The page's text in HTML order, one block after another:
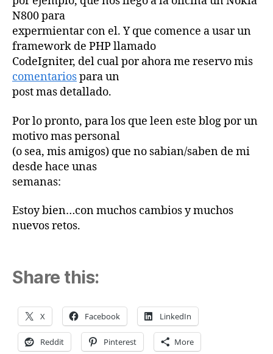
N800 para
expermientar con el. Y que comence a usar un
framework de PHP llamado
CodeIgniter, del cual por ahora me reservo mis
comentariospara un
post mas detallado.
Por lo pronto, para los que leen este blog por un
motivo mas personal
(o sea, mis amigos) que no sabian/saben de mi
desde hace unas
semanas:
Estoy bien…con muchos cambios y muchos
nuevos retos.
Share this:
X Facebook LinkedIn
Reddit Pinterest More